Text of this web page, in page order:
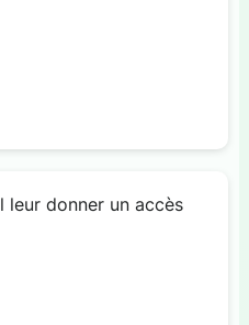
leur donner un accès